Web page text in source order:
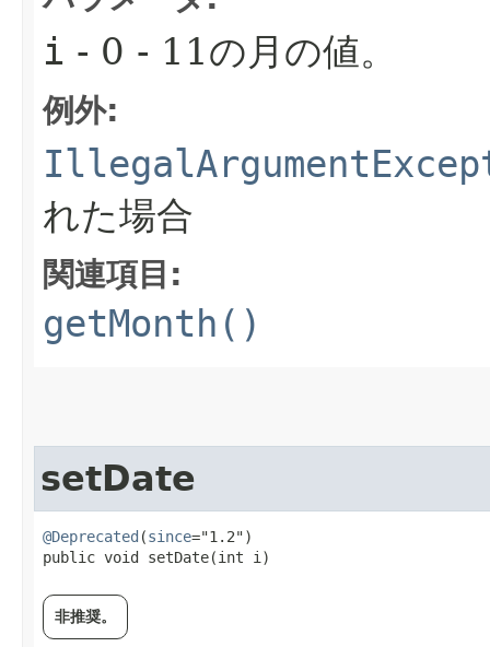
i - 0 - 11の月の値。
例外:
れた場合
関連項目:
getMonth()
setDate
@Deprecated (since="1.2")
public void setDate​(int i)
非推奨。